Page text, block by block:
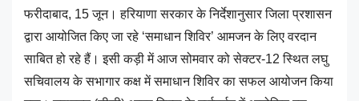
फरीदाबाद, 15 जून। हरियाणा सरकार के निर्देशानुसार जिला प्रशासन
द्वारा आयोजित किए जा रहे ‘समाधान शिविर’ आमजन के लिए वरदान
साबित हो रहे हैं। इसी कड़ी में आज सोमवार को सेक्टर-12 स्थित लघु
सचिवालय के सभागार कक्ष में समाधान शिविर का सफल आयोजन किया